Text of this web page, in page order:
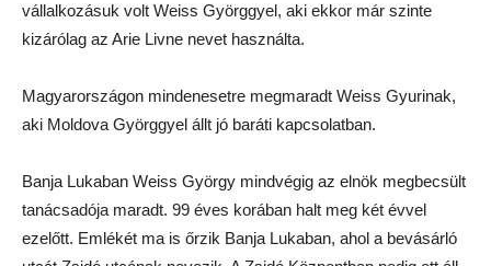
vállalkozásuk volt Weiss Györggyel, aki ekkor már szinte
kizárólag az Arie Livne nevet használta.
Magyarországon mindenesetre megmaradt Weiss Gyurinak,
aki Moldova Györggyel állt jó baráti kapcsolatban.
Banja Lukaban Weiss György mindvégig az elnök megbecsült
tanácsadója maradt. 99 éves korában halt meg két évvel
ezelőtt. Emlékét ma is őrzik Banja Lukaban, ahol a bevásárló